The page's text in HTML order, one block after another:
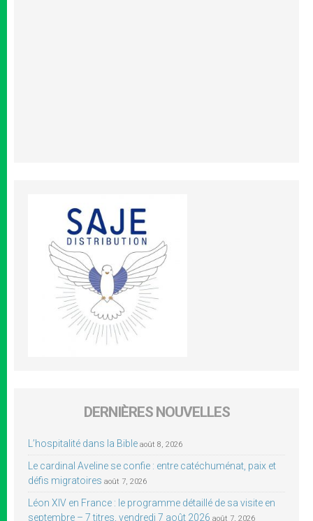
DERNIÈRES NOUVELLES
L’hospitalité dans la Bible août 8, 2026
Le cardinal Aveline se confie : entre catéchuménat, paix et
défis migratoires août 7, 2026
Léon XIV en France : le programme détaillé de sa visite en
septembre – 7 titres, vendredi 7 août 2026 août 7, 2026